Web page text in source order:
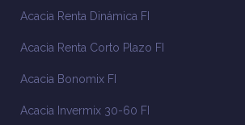
Acacia Renta Dinámica FI
Acacia Renta Corto Plazo FI
Acacia Bonomix FI
Acacia Invermix 30-60 FI